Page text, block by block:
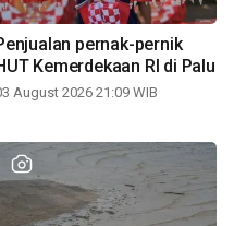
pernak-pernik
Kemerdekaan RI di Palu
August 2026 21:09 WIB